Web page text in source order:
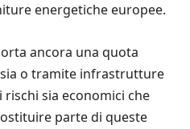
energetiche europee.
ancora una quota
o tramite infrastrutture
sia economici che
parte di queste